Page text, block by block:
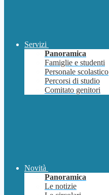
Servizi
Panoramica
Famiglie e studenti
Personale scolastico
Percorsi di studio
Comitato genitori
Novità
Panoramica
Le notizie